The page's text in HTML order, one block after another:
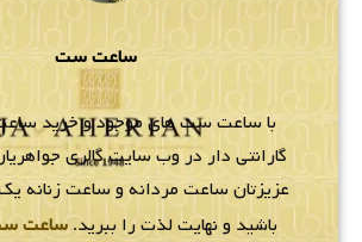
ساعت ست
با ساعت ست های موجود و خرید
گارانتی دار در وب سایت گالری
عزیزتان ساعت مردانه و ساعت زنانه
باشید و نهایت لذت را ببرید.ساعت